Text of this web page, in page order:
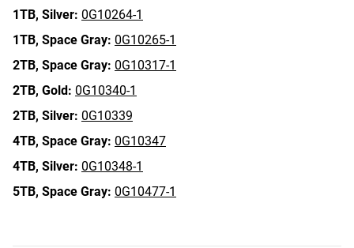
1TB, Silver: 0G10264-1
1TB, Space Gray: 0G10265-1
2TB, Space Gray: 0G10317-1
2TB, Gold: 0G10340-1
2TB, Silver: 0G10339
4TB, Space Gray: 0G10347
4TB, Silver: 0G10348-1
5TB, Space Gray: 0G10477-1